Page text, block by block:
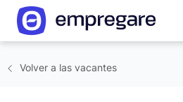
Volver a las vacantes